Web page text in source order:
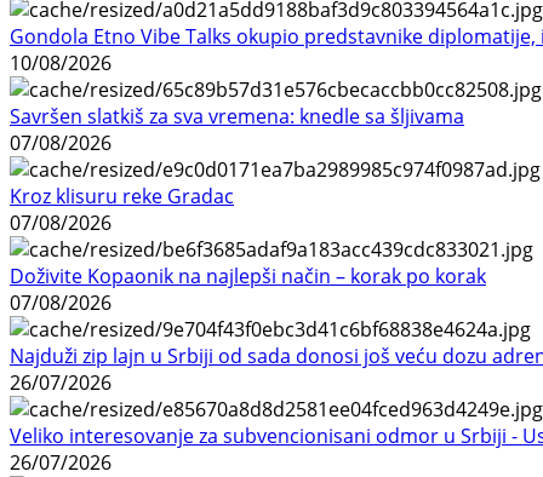
Gondola Etno Vibe Talks okupio predstavnike
10/08/2026
Savršen slatkiš za sva vremena: knedle sa šljivama
07/08/2026
Kroz klisuru reke Gradac
07/08/2026
Doživite Kopaonik na najlepši način – korak po korak
07/08/2026
Najduži zip lajn u Srbiji od sada donosi još veću dozu
26/07/2026
Veliko interesovanje za subvencionisani odmor u Srbiji -
26/07/2026